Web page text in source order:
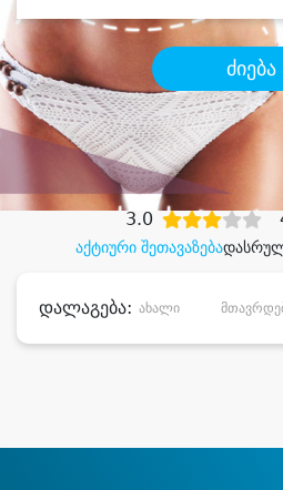
ძიება
შეიძინესასურველი
დიდი
აქტიური შეთავაზება
3.0
დალაგება: ახალი